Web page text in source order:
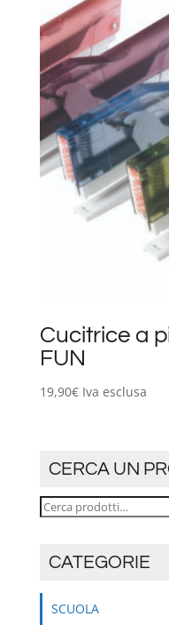
Cucitrice a
FUN
19,90€ Iva esclusa
CERCA UN
Cerca:
CATEGORIE
SCUOLA